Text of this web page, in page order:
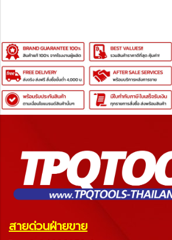
สายด่วนฝ่ายขาย